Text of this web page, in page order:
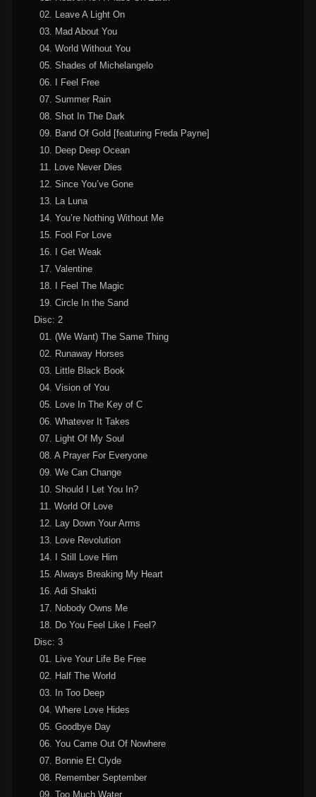
02. Leave A Light On
03. Mad About You
04. World Without You
05. Shades of Michelangelo
06. I Feel Free
07. Summer Rain
08. Shot In The Dark
09. Band Of Gold [featuring Freda Payne]
10. Deep Deep Ocean
11. Love Never Dies
12. Since You’ve Gone
13. La Luna
14. You’re Nothing Without Me
15. Fool For Love
16. I Get Weak
17. Valentine
18. I Feel The Magic
19. Circle In the Sand
Disc: 2
01. (We Want) The Same Thing
02. Runaway Horses
03. Little Black Book
04. Vision of You
05. Love In The Key of C
06. Whatever It Takes
07. Light Of My Soul
08. A Prayer For Everyone
09. We Can Change
10. Should I Let You In?
11. World Of Love
12. Lay Down Your Arms
13. Love Revolution
14. I Still Love Him
15. Always Breaking My Heart
16. Adi Shakti
17. Nobody Owns Me
18. Do You Feel Like I Feel?
Disc: 3
01. Live Your Life Be Free
02. Half The World
03. In Too Deep
04. Where Love Hides
05. Goodbye Day
06. You Came Out Of Nowhere
07. Bonnie Et Clyde
08. Remember September
09. Too Much Water